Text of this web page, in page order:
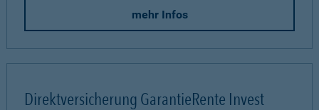
mehr Infos
Direktversicherung GarantieRente Invest